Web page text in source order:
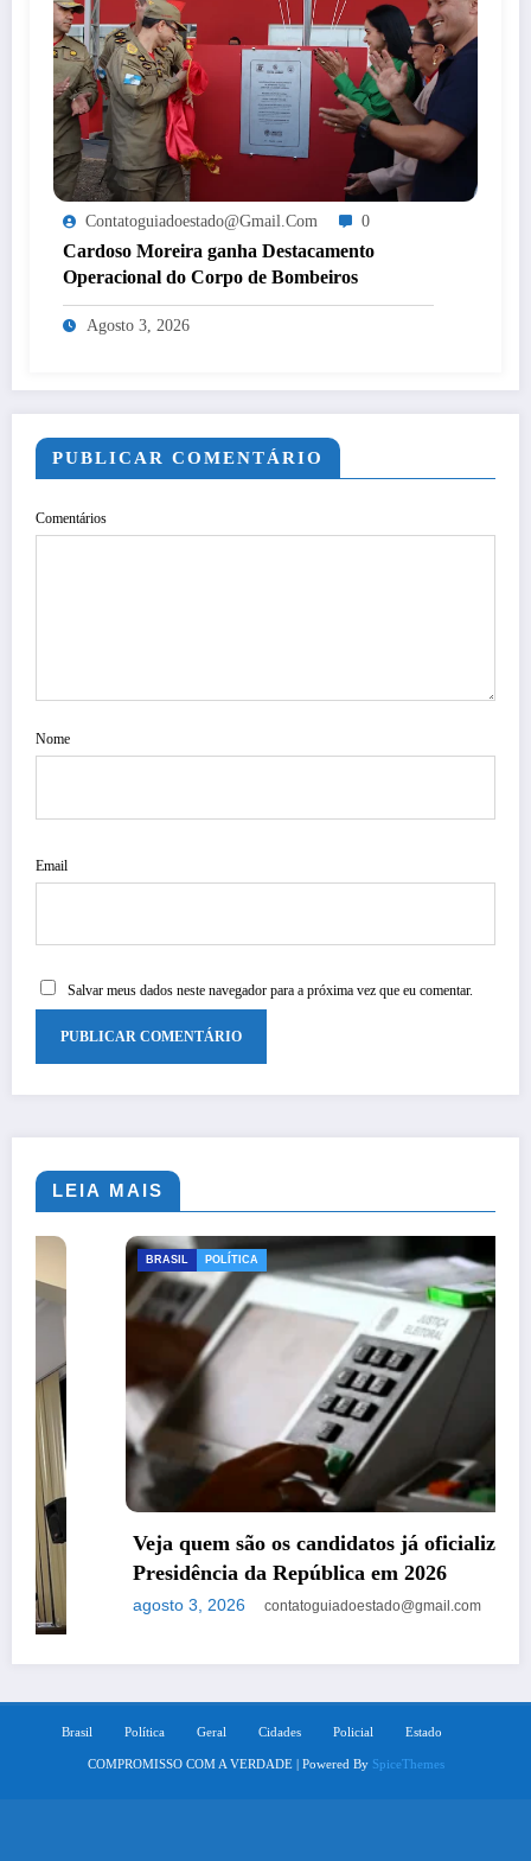
Contatoguiadoestado@gmail.com 0
Cardoso Moreira ganha Destacamento
Operacional do Corpo de Bombeiros
Agosto 3, 2026
PUBLICAR COMENTÁRIO
Comentários
Nome
Email
Salvar meus dados neste navegador para a próxima vez que eu comentar.
LEIA MAIS
POLÍTICA
Veja quem são os candidatos já oficializados à
Presidência da República em 2026
agosto 3, 2026 contatoguiadoestado@gmail.com
Brasil Política Geral Cidades Policial Estado
COMPROMISSO COM A VERDADE | Powered By SpiceThemes